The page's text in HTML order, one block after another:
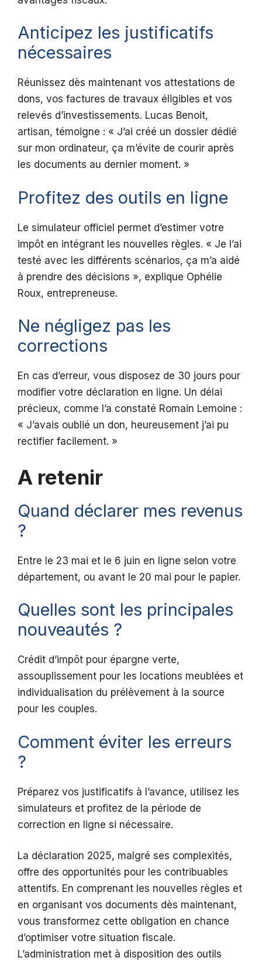
Anticipez les justificatifs
nécessaires
Réunissez dès maintenant vos attestations de
dons, vos factures de travaux éligibles et vos
relevés d’investissements. Lucas Benoit,
artisan, témoigne : « J’ai créé un dossier dédié
sur mon ordinateur, ça m’évite de courir après
les documents au dernier moment. »
Profitez des outils en ligne
Le simulateur officiel permet d’estimer votre
impôt en intégrant les nouvelles règles. « Je l’ai
testé avec les différents scénarios, ça m’a aidé
à prendre des décisions », explique Ophélie
Roux, entrepreneuse.
Ne négligez pas les
corrections
En cas d’erreur, vous disposez de 30 jours pour
modifier votre déclaration en ligne. Un délai
précieux, comme l’a constaté Romain Lemoine :
« J’avais oublié un don, heureusement j’ai pu
rectifier facilement. »
A retenir
Quand déclarer mes revenus
?
Entre le 23 mai et le 6 juin en ligne selon votre
département, ou avant le 20 mai pour le papier.
Quelles sont les principales
nouveautés ?
Crédit d’impôt pour épargne verte,
assouplissement pour les locations meublées et
individualisation du prélèvement à la source
pour les couples.
Comment éviter les erreurs
?
Préparez vos justificatifs à l’avance, utilisez les
simulateurs et profitez de la période de
correction en ligne si nécessaire.
La déclaration 2025, malgré ses complexités,
offre des opportunités pour les contribuables
attentifs. En comprenant les nouvelles règles et
en organisant vos documents dès maintenant,
vous transformez cette obligation en chance
d’optimiser votre situation fiscale.
L’administration met à disposition des outils